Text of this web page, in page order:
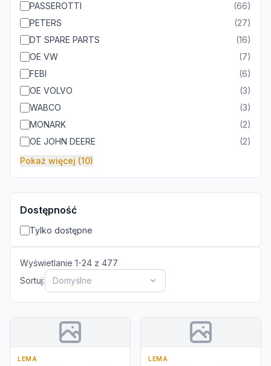
PASSEROTTI
(66)
PETERS
(27)
DT SPARE PARTS
(16)
OE VW
(7)
FEBI
(6)
OE VOLVO
(3)
WABCO
(3)
MONARK
(2)
OE JOHN DEERE
(2)
Pokaż więcej (10)
Dostępność
Tylko dostępne
Wyświetlanie 1-24 z 477
Sortuj:
Domyślne
LEMA LEMA